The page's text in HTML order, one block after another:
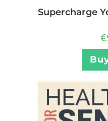
Supercharge
€